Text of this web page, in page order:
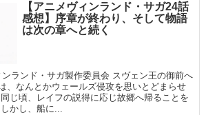
【アニメヴィンランド・サガ24話
感想】序章が終わり、そして物語
は次の章へと続く
ランド・サガ製作委員会 スヴェン王の御前へ
、なんとかウェールズ侵攻を思いとどまらせ
じ頃、レイフの説得に応じ故郷へ帰ることを
かし、船に...